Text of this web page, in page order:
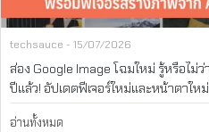
techsauce - 15/07/2026
ส่อง Google Image โฉมใหม่ รู้หรือไม่
ปีแล้ว! อัปเดตฟีเจอร์ใหม่และหน้าตาให
อ่านทั้งหมด